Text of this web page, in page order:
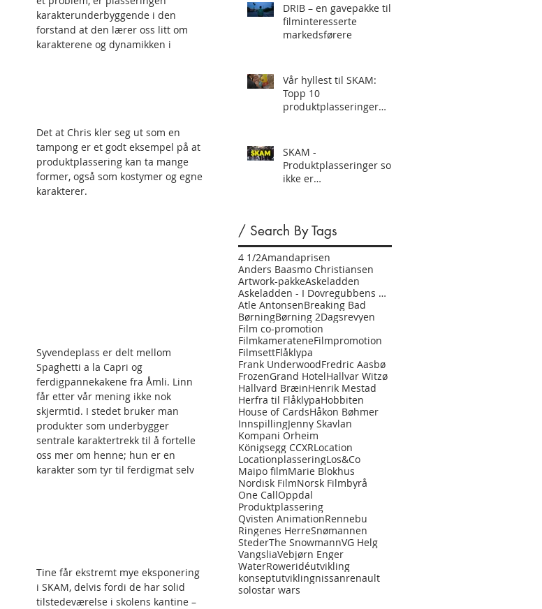
karakterunderbyggende i den
forstand at den lærer oss litt om
karakterene og dynamikken i
Det at Chris kler seg ut som en
tampong er et godt eksempel på at
produktplassering kan ta mange
former, også som kostymer og egne
karakterer.
Syvendeplass er delt mellom
Spaghetti a la Capri og
ferdigpannekakene fra Åmli. Linn
får etter vår mening ikke nok
skjermtid. I stedet bruker man
produkter som underbygger
sentrale karaktertrekk til å fortelle
oss mer om henne; hun er en
karakter som tyr til ferdigmat selv
Tine får ekstremt mye eksponering
i SKAM, delvis fordi de har solid
tilstedeværelse i skolens kantine –
DRIB – en gavepakke til
filminteresserte
markedsførere
Vår hyllest til SKAM:
Topp 10
produktplasseringer
SKAM -
Produktplasseringer som
ikke er
/ Search By Tags
4 1/2Amandaprisen
Anders Baasmo Christiansen
Artwork-pakkeAskeladden
Askeladden - I Dovregubbens hall
Atle AntonsenBreaking Bad
BørningBørning 2Dagsrevyen
Film co-promotion
FilmkamerateneFilmpromotion
FilmsettFlåklypa
Frank UnderwoodFredric Aasbø
FrozenGrand HotelHallvar Witzø
Hallvard BræinHenrik Mestad
Herfra til FlåklypaHobbiten
House of CardsHåkon Bøhmer
InnspillingJenny Skavlan
Kompani Orheim
Königsegg CCXRLocation
LocationplasseringLos&Co
Maipo filmMarie Blokhus
Nordisk FilmNorsk Filmbyrå
One CallOppdal
Produktplassering
Qvisten AnimationRennebu
Ringenes HerreSnømannen
StederThe SnowmannVG Helg
VangsliaVebjørn Enger
WaterRoweridéutvikling
konseptutviklingnissanrenault
solostar wars